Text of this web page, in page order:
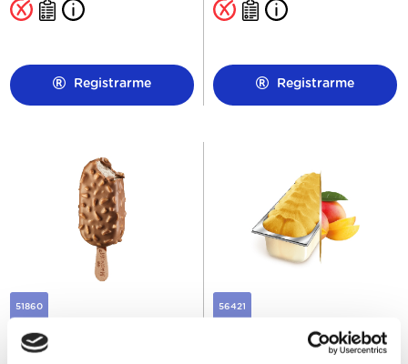
Registrarme Registrarme
51860
Magnum Almendras
56421
Helado Granel Sorbete de